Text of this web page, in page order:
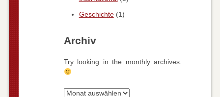
Geschichte(1)
Archiv
Try looking in the monthly archives.
Archiv